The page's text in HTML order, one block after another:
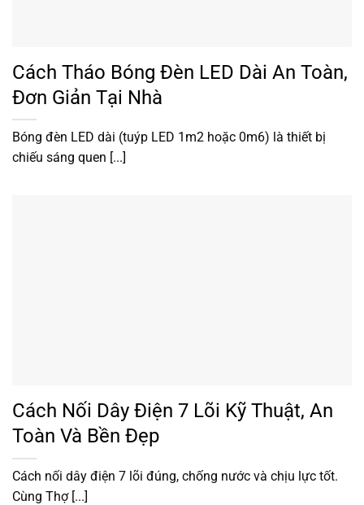
Cách Tháo Bóng Đèn LED Dài An Toàn,
Đơn Giản Tại Nhà
Bóng đèn LED dài (tuýp LED 1m2 hoặc 0m6) là thiết bị
chiếu sáng quen [...]
Cách Nối Dây Điện 7 Lõi Kỹ Thuật, An
Toàn Và Bền Đẹp
Cách nối dây điện 7 lõi đúng, chống nước và chịu lực tốt.
Cùng Thợ [...]